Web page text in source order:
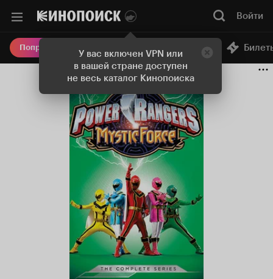
У вас включен VPN или
в вашей стране доступен
не весь каталог Кинопоиска
Войти
Попробовать Плюс Онлайн-кинотеатр